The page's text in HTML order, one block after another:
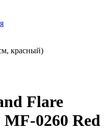
красный)
Flare
0260 Red